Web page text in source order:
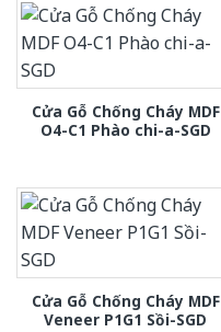
Cửa Gỗ Chống Cháy MDF
O4-C1 Phào chi-a-SGD
Cửa Gỗ Chống Cháy MDF
Veneer P1G1 Sồi-SGD